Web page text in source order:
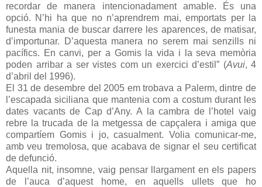
recordar de manera intencionadament amable. És una
opció. N’hi ha que no n’aprendrem mai, emportats per la
funesta mania de buscar darrere les aparences, de matisar,
d’importunar. D’aquesta manera no serem mai senzills ni
pacífics. En canvi, per a Gomis la vida i la seva memòria
poden arribar a ser vistes com un exercici d’estil” (Avui, 4
d’abril del 1996).
El 31 de desembre del 2005 em trobava a Palerm, dintre de
l’escapada siciliana que mantenia com a costum durant les
dates vacants de Cap d’Any. A la cambra de l’hotel vaig
rebre la trucada de la metgessa de capçalera i amiga que
compartíem Gomis i jo, casualment. Volia comunicar-me,
amb veu tremolosa, que acabava de signar el seu certificat
de defunció.
Aquella nit, insomne, vaig pensar llargament en els papers
de l’auca d’aquest home, en aquells ullets que ho